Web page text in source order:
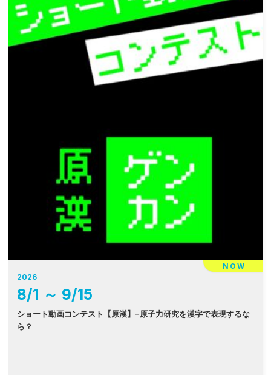
ン
NOW
2026
8/1 ～ 9/15
ショート動画コンテスト【原漢】−原子力研究を漢字で表現するな
ら？